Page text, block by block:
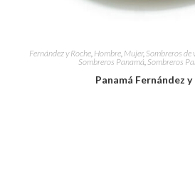
Fernández y Roche, Hombre, Mujer, Sombreros de
Sombreros Panamá Sombreros
Panamá Fernández y